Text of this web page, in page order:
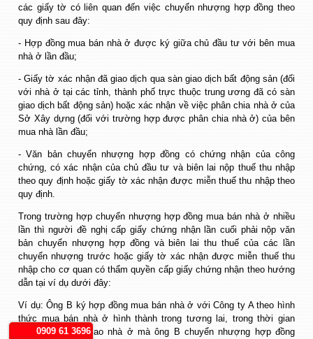
các giấy tờ có liên quan đến việc chuyển nhượng hợp đồng theo
quy định sau đây:
- Hợp đồng mua bán nhà ở được ký giữa chủ đầu tư với bên mua
nhà ở lần đầu;
- Giấy tờ xác nhận đã giao dịch qua sàn giao dịch bất động sản (đối
với nhà ở tại các tỉnh, thành phố trực thuộc trung ương đã có sàn
giao dịch bất động sản) hoặc xác nhận về việc phân chia nhà ở của
Sở Xây dựng (đối với trường hợp được phân chia nhà ở) của bên
mua nhà lần đầu;
- Văn bản chuyển nhượng hợp đồng có chứng nhận của công
chứng, có xác nhận của chủ đầu tư và biên lai nộp thuế thu nhập
theo quy định hoặc giấy tờ xác nhận được miễn thuế thu nhập theo
quy định.
Trong trường hợp chuyển nhượng hợp đồng mua bán nhà ở nhiều
lần thì người đề nghị cấp giấy chứng nhận lần cuối phải nộp văn
bản chuyển nhượng hợp đồng và biên lai thu thuế của các lần
chuyển nhượng trước hoặc giấy tờ xác nhận được miễn thuế thu
nhập cho cơ quan có thẩm quyền cấp giấy chứng nhận theo hướng
dẫn tại ví dụ dưới đây:
Ví dụ: Ông B ký hợp đồng mua bán nhà ở với Công ty A theo hình
thức mua bán nhà ở hình thành trong tương lai, trong thời gian
chưa nhận bàn giao nhà ở mà ông B chuyển nhượng hợp đồng
0909 61 3696